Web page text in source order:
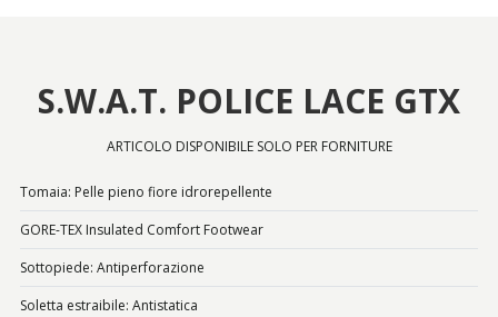
S.W.A.T. POLICE LACE GTX
ARTICOLO DISPONIBILE SOLO PER FORNITURE
Tomaia: Pelle pieno fiore idrorepellente
GORE-TEX Insulated Comfort Footwear
Sottopiede: Antiperforazione
Soletta estraibile: Antistatica